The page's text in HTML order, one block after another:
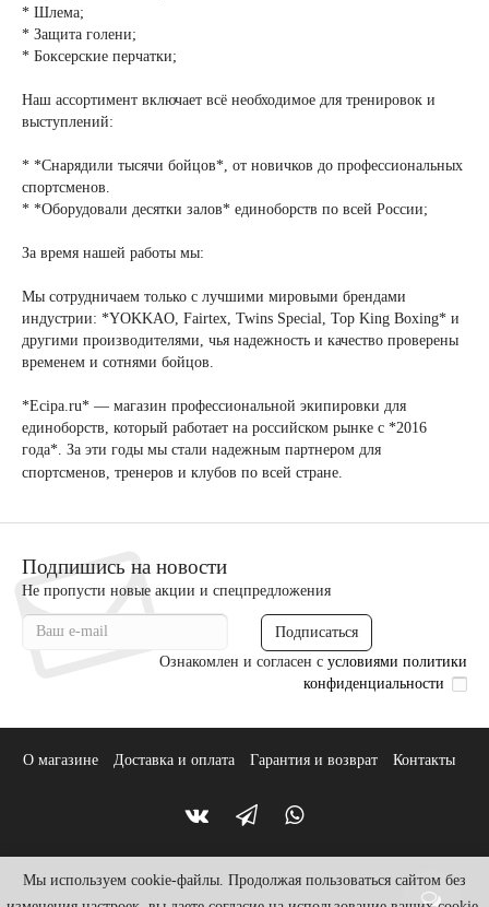
* Шлема;
* Защита голени;
* Боксерские перчатки;
Наш ассортимент включает всё необходимое для тренировок и
выступлений:
* *Снарядили тысячи бойцов*, от новичков до профессиональных
спортсменов.
* *Оборудовали десятки залов* единоборств по всей России;
За время нашей работы мы:
Мы сотрудничаем только с лучшими мировыми брендами
индустрии: *YOKKAO, Fairtex, Twins Special, Top King Boxing* и
другими производителями, чья надежность и качество проверены
временем и сотнями бойцов.
*Ecipa.ru* — магазин профессиональной экипировки для
единоборств, который работает на российском рынке с *2016
года*. За эти годы мы стали надежным партнером для
спортсменов, тренеров и клубов по всей стране.
Подпишись на новости
Не пропусти новые акции и спецпредложения
Подписаться
Ознакомлен и согласен с условиями политики
конфиденциальности
О магазине Доставка и оплата Гарантия и возврат Контакты
Мы используем cookie-файлы. Продолжая пользоваться сайтом без